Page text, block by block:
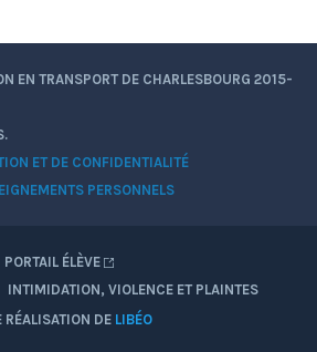
EN TRANSPORT DE CHARLESBOURG 2015-
ET DE CONFIDENTIALITÉ
PERSONNELS
PORTAIL ÉLÈVE
INTIMIDATION, VIOLENCE ET PLAINTES
RÉALISATION DE LIBÉO